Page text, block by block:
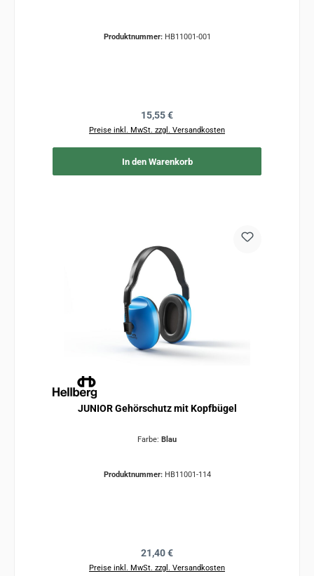
Produktnummer: HB11001-001
Regulärer Preis:
15,55 €
Preise inkl. MwSt. zzgl. Versandkosten
In den Warenkorb
JUNIOR Gehörschutz mit Kopfbügel
Farbe: Blau
Produktnummer: HB11001-114
Regulärer Preis:
21,40 €
Preise inkl. MwSt. zzgl. Versandkosten